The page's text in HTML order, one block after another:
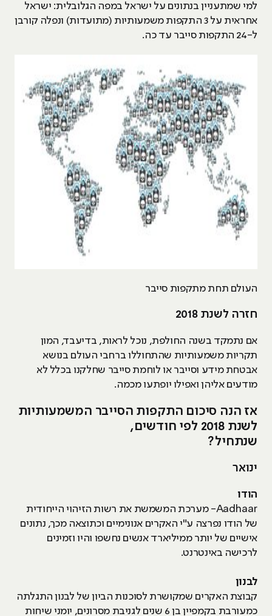
למי שמתעניין בנתונים על ישראל במפה הגלובלית: ישראל
אחראית על 3 התקפות משמעותיות (מתועדות) ונפלה קורבן
ל-24 התקפות סייבר עד כה.
העולם תחת מתקפות סייבר
חזרה לשנת 2018
אם נתמקד בשנה החולפת, נוכל לראות, בדיעבד, המון
תקריות משמעותיות שהתחוללו ברחבי העולם בנושא
אבטחת מידע וסייבר או לוחמת סייבר שחלקנו בכלל לא
מודעים אליהן ואפילו יופתעו מכמה.
אז הנה סיכום התקפות הסייבר המשמעותיות
לשנת 2018 לפי חודשים,
שנתחיל?
ינואר
הודו
Aadhaar- מערכת המשמשת את רשות הזיהוי הייחודית
של הודו נפרצה ע"י האקרים אנונימיים וכתוצאה מכך, נתונים
אישיים של יותר ממיליארד אנשים נחשפו והיו וזמינים
לרכישה באינטרנט.
לבנון
קבוצת האקרים שמקושרת לסוכנות הביון של לבנון התגלתה
כמעורבת בקמפיין בן 6 שנים לגניבת מסרונים, יומני שיחות